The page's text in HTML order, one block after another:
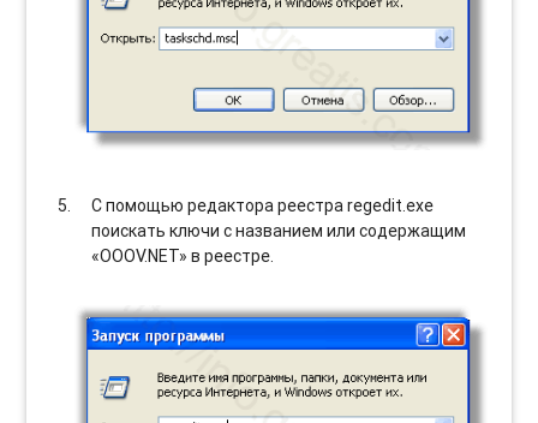
С помощью редактора реестра regedit.exe
поискать ключи с названием или содержащим
«OOOV.NET» в реестре.